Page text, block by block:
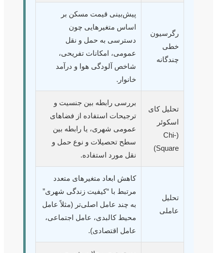
رگرسیون
خطی
چندگانه
پیش‌بینی قیمت مسکن بر
اساس متغیرهایی چون
دسترسی به حمل و نقل
عمومی، امکانات تفریحی،
شاخص آلودگی هوا و درآمد
خانوار.
تحلیل کای
اسکوئر
Square)
بررسی رابطه بین جنسیت و
ترجیحات استفاده از فضاهای
عمومی شهری، یا رابطه بین
سطح تحصیلات و نوع حمل و
نقل مورد استفاده.
تحلیل
عاملی
کاهش ابعاد متغیرهای متعدد
مرتبط با “کیفیت زندگی شهری”
به چند عامل اصلی‌تر (مثلاً عامل
محیط کالبدی، عامل اجتماعی،
عامل اقتصادی).